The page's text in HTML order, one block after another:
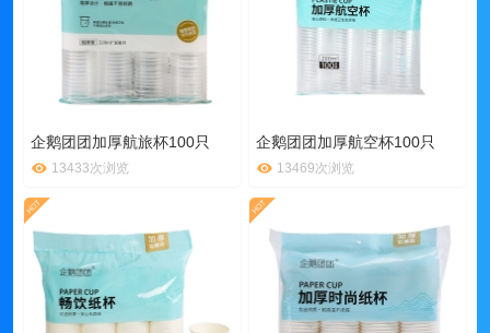
企鹅团团加厚航旅杯100只
13433次浏览
企鹅团团加厚航空杯100只
13469次浏览